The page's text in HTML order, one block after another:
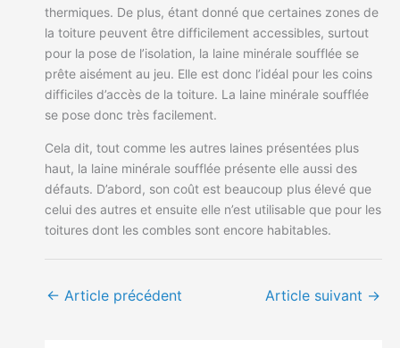
thermiques. De plus, étant donné que certaines zones de
la toiture peuvent être difficilement accessibles, surtout
pour la pose de l’isolation, la laine minérale soufflée se
prête aisément au jeu. Elle est donc l’idéal pour les coins
difficiles d’accès de la toiture. La laine minérale soufflée
se pose donc très facilement.
Cela dit, tout comme les autres laines présentées plus
haut, la laine minérale soufflée présente elle aussi des
défauts. D’abord, son coût est beaucoup plus élevé que
celui des autres et ensuite elle n’est utilisable que pour les
toitures dont les combles sont encore habitables.
← Article précédent Article suivant →